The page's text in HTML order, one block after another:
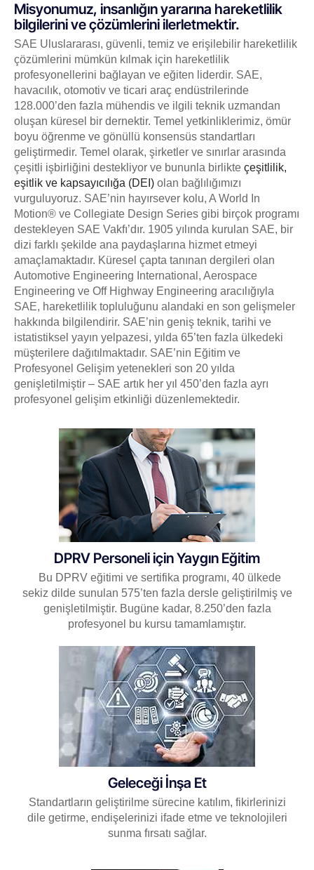
Misyonumuz, insanlığın yararına hareketlilik
bilgilerini ve çözümlerini ilerletmektir.
SAE Uluslararası, güvenli, temiz ve erişilebilir hareketlilik
çözümlerini mümkün kılmak için hareketlilik
profesyonellerini bağlayan ve eğiten liderdir. SAE,
havacılık, otomotiv ve ticari araç endüstrilerinde
128.000’den fazla mühendis ve ilgili teknik uzmandan
oluşan küresel bir dernektir. Temel yetkinliklerimiz, ömür
boyu öğrenme ve gönüllü konsensüs standartları
geliştirmedir. Temel olarak, şirketler ve sınırlar arasında
çeşitli işbirliğini destekliyor ve bununla birlikte çeşitlilik,
eşitlik ve kapsayıcılığa (DEI) olan bağlılığımızı
vurguluyoruz. SAE’nin hayırsever kolu, A World In
Motion® ve Collegiate Design Series gibi birçok programı
destekleyen SAE Vakfı’dır. 1905 yılında kurulan SAE, bir
dizi farklı şekilde ana paydaşlarına hizmet etmeyi
amaçlamaktadır. Küresel çapta tanınan dergileri olan
Automotive Engineering International, Aerospace
Engineering ve Off Highway Engineering aracılığıyla
SAE, hareketlilik topluluğunu alandaki en son gelişmeler
hakkında bilgilendirir. SAE’nin geniş teknik, tarihi ve
istatistiksel yayın yelpazesi, yılda 65’ten fazla ülkedeki
müşterilere dağıtılmaktadır. SAE’nin Eğitim ve
Profesyonel Gelişim yetenekleri son 20 yılda
genişletilmiştir – SAE artık her yıl 450’den fazla ayrı
profesyonel gelişim etkinliği düzenlemektedir.
DPRV Personeli için Yaygın Eğitim
Bu DPRV eğitimi ve sertifika programı, 40 ülkede
sekiz dilde sunulan 575’ten fazla dersle geliştirilmiş ve
genişletilmiştir. Bugüne kadar, 8.250’den fazla
profesyonel bu kursu tamamlamıştır.
Geleceği İnşa Et
Standartların geliştirilme sürecine katılım, fikirlerinizi
dile getirme, endişelerinizi ifade etme ve teknolojileri
sunma fırsatı sağlar.